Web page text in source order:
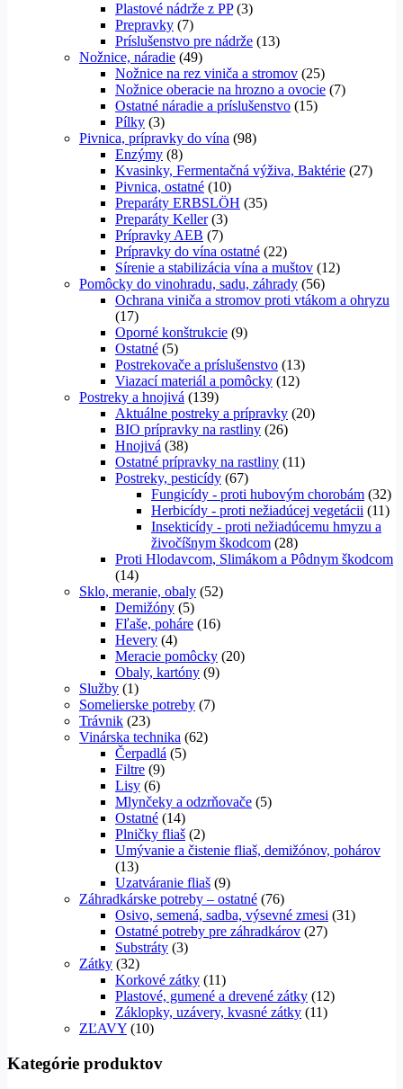
Plastové nádrže z PP (3)
Prepravky (7)
Príslušenstvo pre nádrže (13)
Nožnice, náradie (49)
Nožnice na rez viniča a stromov (25)
Nožnice oberacie na hrozno a ovocie (7)
Ostatné náradie a príslušenstvo (15)
Pílky (3)
Pivnica, prípravky do vína (98)
Enzýmy (8)
Kvasinky, Fermentačná výživa, Baktérie (27)
Pivnica, ostatné (10)
Preparáty ERBSLÖH (35)
Preparáty Keller (3)
Prípravky AEB (7)
Prípravky do vína ostatné (22)
Sírenie a stabilizácia vína a muštov (12)
Pomôcky do vinohradu, sadu, záhrady (56)
Ochrana viniča a stromov proti vtákom a ohryzu
(17)
Oporné konštrukcie (9)
Ostatné (5)
Postrekovače a príslušenstvo (13)
Viazací materiál a pomôcky (12)
Postreky a hnojivá (139)
Aktuálne postreky a prípravky (20)
BIO prípravky na rastliny (26)
Hnojivá (38)
Ostatné prípravky na rastliny (11)
Postreky, pesticídy (67)
Fungicídy - proti hubovým chorobám (32)
Herbicídy - proti nežiadúcej vegetácii (11)
Insekticídy - proti nežiadúcemu hmyzu a
živočíšnym škodcom (28)
Proti Hlodavcom, Slimákom a Pôdnym škodcom
(14)
Sklo, meranie, obaly (52)
Demižóny (5)
Fľaše, poháre (16)
Hevery (4)
Meracie pomôcky (20)
Obaly, kartóny (9)
Služby (1)
Somelierske potreby (7)
Trávnik (23)
Vinárska technika (62)
Čerpadlá (5)
Filtre (9)
Lisy (6)
Mlynčeky a odzrňovače (5)
Ostatné (14)
Plničky fliaš (2)
Umývanie a čistenie fliaš, demižónov, pohárov
(13)
Uzatváranie fliaš (9)
Záhradkárske potreby – ostatné (76)
Osivo, semená, sadba, výsevné zmesi (31)
Ostatné potreby pre záhradkárov (27)
Substráty (3)
Zátky (32)
Korkové zátky (11)
Plastové, gumené a drevené zátky (12)
Záklopky, uzávery, kvasné zátky (11)
ZĽAVY (10)
Kategórie produktov